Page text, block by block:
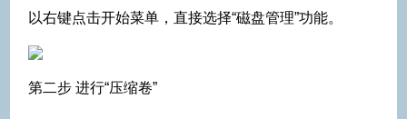
以右键点击开始菜单，直接选择“磁盘管理”功能。
第二步 进行“压缩卷”